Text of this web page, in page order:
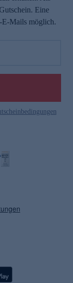
Eine
E-Mails möglich.